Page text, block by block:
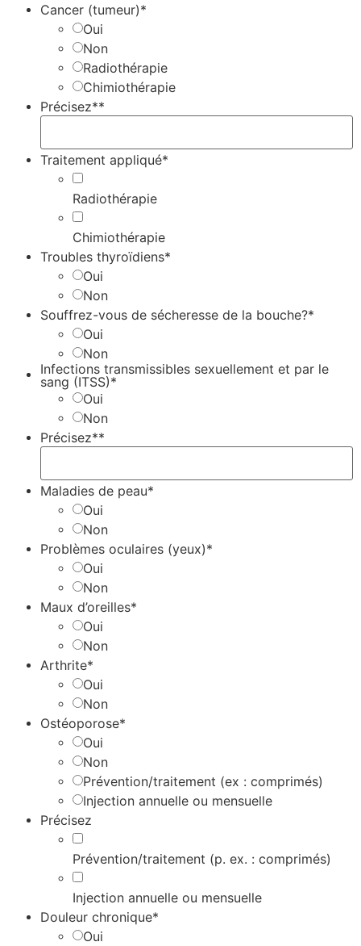
Cancer (tumeur)*
Oui
Non
Radiothérapie
Chimiothérapie
Précisez**
Traitement appliqué*
Radiothérapie
Chimiothérapie
Troubles thyroïdiens*
Oui
Non
Souffrez-vous de sécheresse de la bouche?*
Oui
Non
Infections transmissibles sexuellement et par le
sang (ITSS)*
Oui
Non
Précisez**
Maladies de peau*
Oui
Non
Problèmes oculaires (yeux)*
Oui
Non
Maux d’oreilles*
Oui
Non
Arthrite*
Oui
Non
Ostéoporose*
Oui
Non
Prévention/traitement (ex : comprimés)
Injection annuelle ou mensuelle
Précisez
Prévention/traitement (p. ex. : comprimés)
Injection annuelle ou mensuelle
Douleur chronique*
Oui